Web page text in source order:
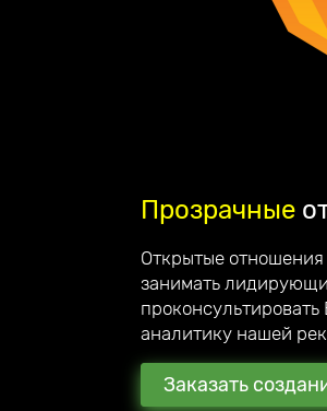
Прозрачные
Открытые
занимать
аналитику нашей
Заказать